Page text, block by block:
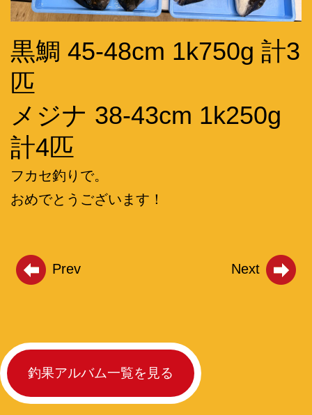
黒鯛 45-48cm 1k750g 計3
匹
メジナ 38-43cm 1k250g
計4匹
フカセ釣りで。
おめでとうございます！
Prev Next
釣果アルバム一覧を見る